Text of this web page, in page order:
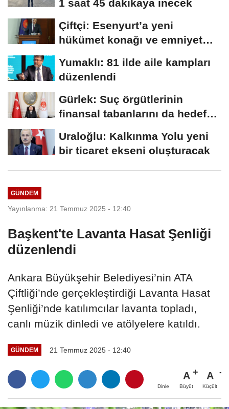
1 saat 45 dakikaya inecek
Çiftçi: Esenyurt’a yeni
hükümet konağı ve emniyet
Yumaklı: 81 ilde aile kampları
düzenlendi
Gürlek: Suç örgütlerinin
finansal tabanlarını da hedef
Uraloğlu: Kalkınma Yolu yeni
bir ticaret ekseni oluşturacak
GÜNDEM
Yayınlanma: 21 Temmuz 2025 - 12:40
Başkent'te Lavanta Hasat Şenliği
düzenlendi
Ankara Büyükşehir Belediyesi’nin ATA
Çiftliği’nde gerçekleştirdiği Lavanta Hasat
Şenliği’nde katılımcılar lavanta topladı,
canlı müzik dinledi ve atölyelere katıldı.
GÜNDEM 21 Temmuz 2025 - 12:40
Dinle
A
Büyüt
A
Küçült